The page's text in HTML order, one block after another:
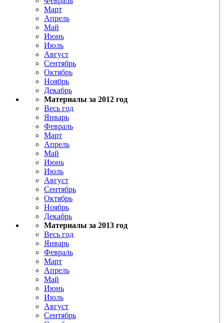
Март
Апрель
Май
Июнь
Июль
Август
Сентябрь
Октябрь
Ноябрь
Декабрь
Материалы за 2012 год
Весь год
Январь
Февраль
Март
Апрель
Май
Июнь
Июль
Август
Сентябрь
Октябрь
Ноябрь
Декабрь
Материалы за 2013 год
Весь год
Январь
Февраль
Март
Апрель
Май
Июнь
Июль
Август
Сентябрь